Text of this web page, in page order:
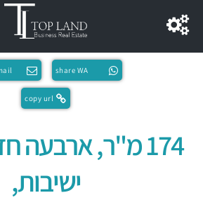
share WA
copy url
174 מ"ר, ארבעה
ישיבות,